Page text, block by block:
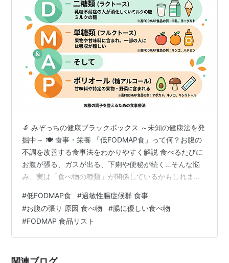
🔬 みぞっちの健康ブラックボックス ～未知の健康法を発
掘中～ 🍽️ 食事・栄養 「低FODMAP食」って何？お腹の
不調を改善する食事法をわかりやすく解説 食べるたびに
お腹が張る、ガスが出る、下痢や便秘が続く…そんな悩
み、実は「食べ物の種類」が関係しているかもしれませ
しましょう。 ✍️ みぞっち ｜ 📅 2026年更新 ｜ 🕐 読了
時間：約8分 📋 この記事の目次 そもそも「FODMAP」っ
て何？ FODMAPの5つの糖質を詳しく見てみよう なぜ
FODMAPがお腹の不調を引き起こすの？ 低FODMAP食が
#低FODMAP食 #過敏性腸症候群 食事
#お腹の張り 原因 食べ物 #腸に優しい食べ物
#FODMAP 食品リスト